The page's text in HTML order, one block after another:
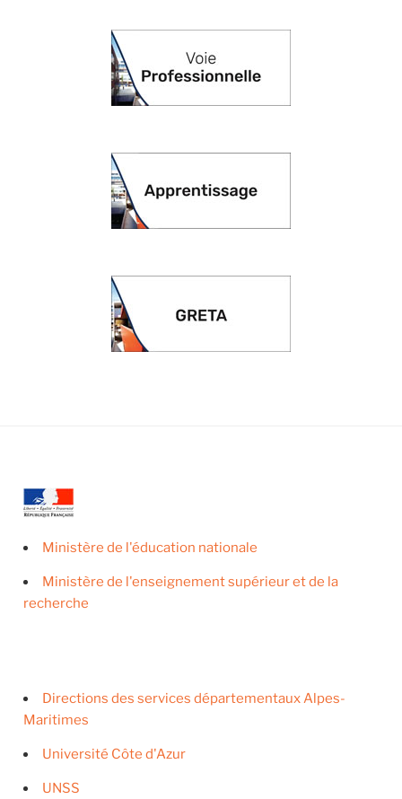
Ministère de l'éducation nationale
Ministère de l'enseignement supérieur et de la
recherche
Directions des services départementaux Alpes-
Maritimes
Université Côte d'Azur
UNSS